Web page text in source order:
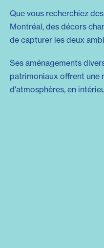
Que vous recherchiez
Montréal, des décors
de capturer les deux
Ses aménagements
patrimoniaux offrent une
d'atmosphères, en